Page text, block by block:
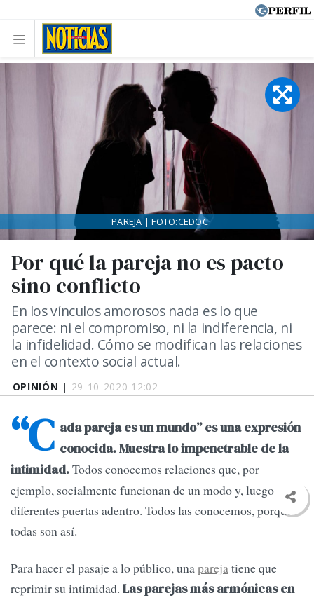
OPINIÓN | 29-10-2020 12:02
Por qué la pareja no es pacto
sino conflicto
En los vínculos amorosos nada es lo que
parece: ni el compromiso, ni la indiferencia, ni
la infidelidad. Cómo se modifican las relaciones
en el contexto social actual.
PAREJA | FOTO:CEDOC
“C ada pareja es un mundo” es una expresión
conocida. Muestra lo impenetrable de la
intimidad.Todos conocemos relaciones que, por
ejemplo, socialmente funcionan de un modo y, luego, son
diferentes puertas adentro. Todos las conocemos, porque
todas son así.
Para hacer el pasaje a lo público, unaparejatiene que
reprimir su intimidad. Las parejas más armónicas en